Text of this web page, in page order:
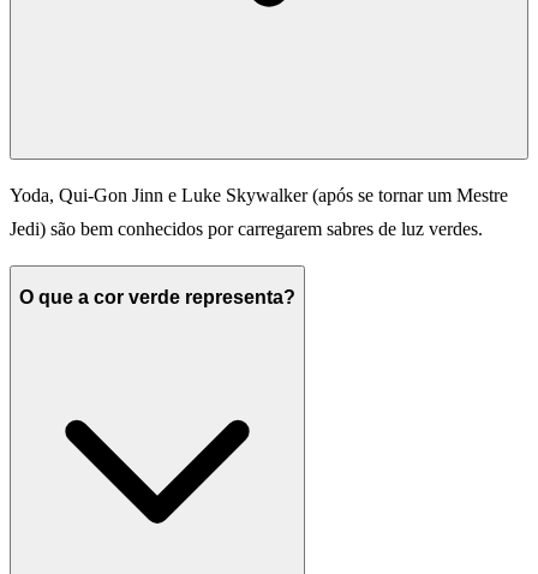
Yoda, Qui-Gon Jinn e Luke Skywalker (após se tornar um Mestre
Jedi) são bem conhecidos por carregarem sabres de luz verdes.
O que a cor verde representa?